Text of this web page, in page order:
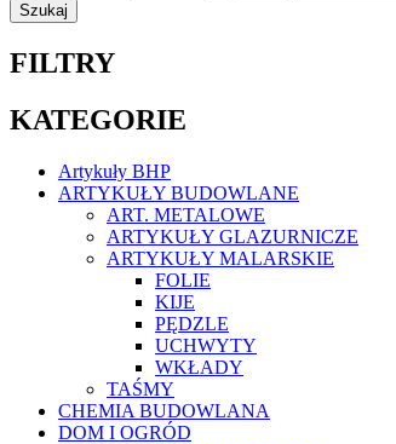
Szukaj
FILTRY
KATEGORIE
Artykuły BHP
ARTYKUŁY BUDOWLANE
ART. METALOWE
ARTYKUŁY GLAZURNICZE
ARTYKUŁY MALARSKIE
FOLIE
KIJE
PĘDZLE
UCHWYTY
WKŁADY
TAŚMY
CHEMIA BUDOWLANA
DOM I OGRÓD